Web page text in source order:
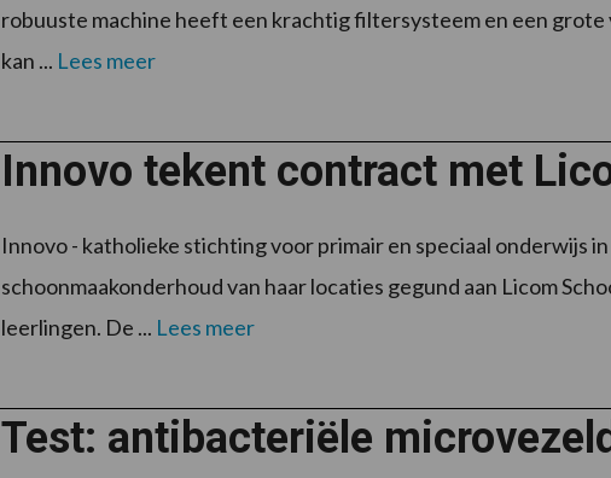
robuuste machine heeft een krachtig filtersysteem en een
kan ... Lees meer
Innovo tekent contract met
Innovo - katholieke stichting voor primair en speciaal onderwijs
schoonmaakonderhoud van haar locaties gegund aan Licom
leerlingen. De ... Lees meer
Test: antibacteriële